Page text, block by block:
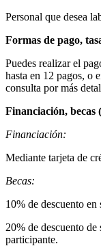
Personal que desea
Formas de pago,
Puedes realizar el
hasta en 12 pagos, o
consulta por más
Financiación,
Financiación:
Mediante tarjeta de
Becas:
10% de descuento
20% de descuento de
participante.